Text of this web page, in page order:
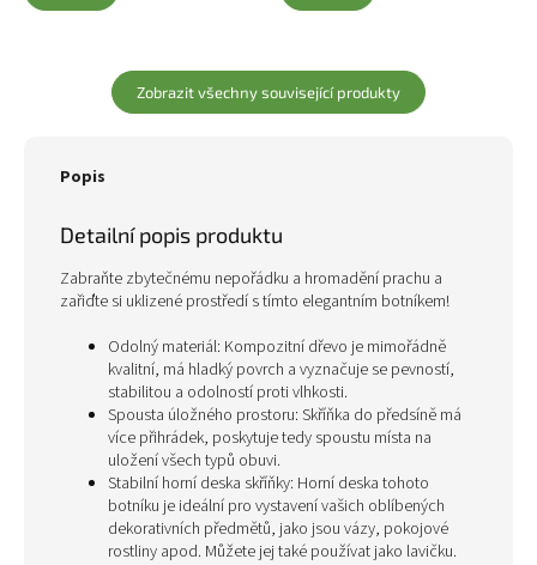
Zobrazit všechny související produkty
Popis
Detailní popis produktu
Zabraňte zbytečnému nepořádku a hromadění prachu a
zařiďte si uklizené prostředí s tímto elegantním botníkem!
Odolný materiál: Kompozitní dřevo je mimořádně
kvalitní, má hladký povrch a vyznačuje se pevností,
stabilitou a odolností proti vlhkosti.
Spousta úložného prostoru: Skříňka do předsíně má
více přihrádek, poskytuje tedy spoustu místa na
uložení všech typů obuvi.
Stabilní horní deska skříňky: Horní deska tohoto
botníku je ideální pro vystavení vašich oblíbených
dekorativních předmětů, jako jsou vázy, pokojové
rostliny apod. Můžete jej také používat jako lavičku.